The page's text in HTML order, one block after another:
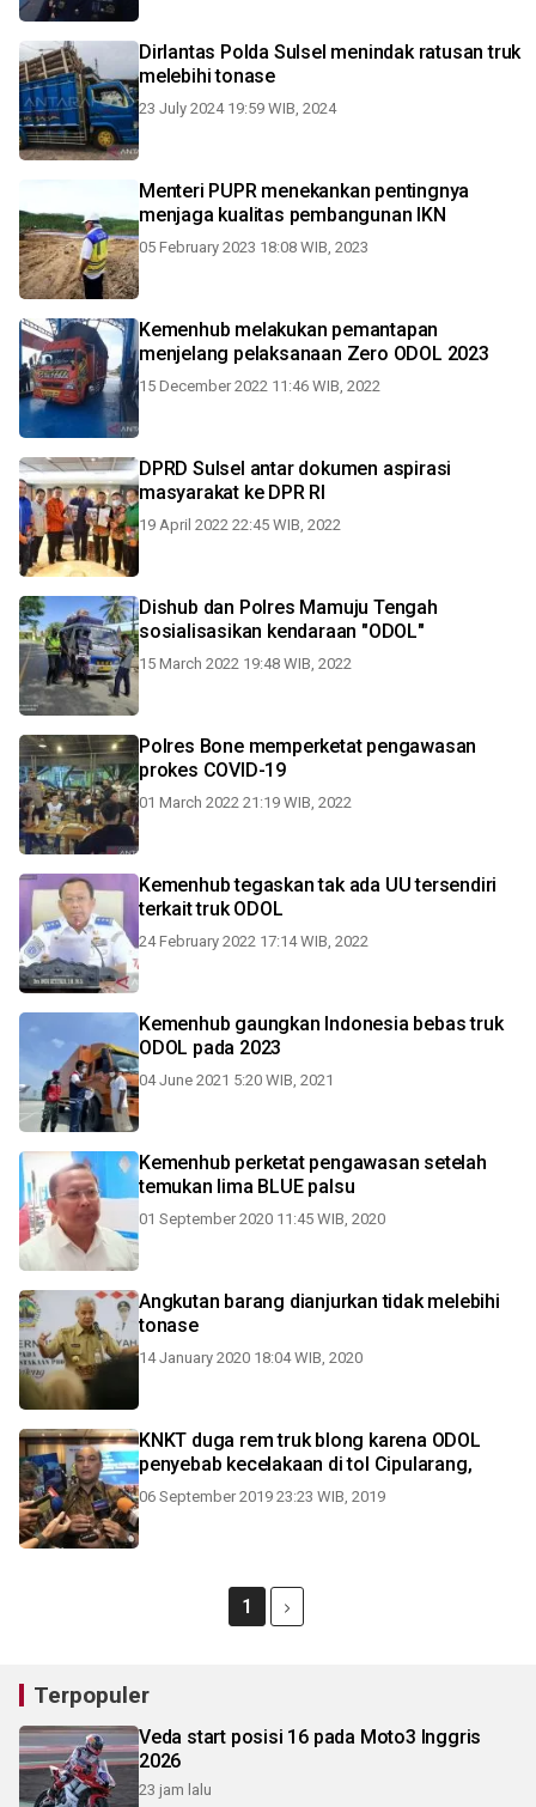
Dirlantas Polda Sulsel menindak ratusan truk
melebihi tonase
23 July 2024 19:59 WIB, 2024
Menteri PUPR menekankan pentingnya
menjaga kualitas pembangunan IKN
05 February 2023 18:08 WIB, 2023
Kemenhub melakukan pemantapan
menjelang pelaksanaan Zero ODOL 2023
15 December 2022 11:46 WIB, 2022
DPRD Sulsel antar dokumen aspirasi
masyarakat ke DPR RI
19 April 2022 22:45 WIB, 2022
Dishub dan Polres Mamuju Tengah
sosialisasikan kendaraan "ODOL"
15 March 2022 19:48 WIB, 2022
Polres Bone memperketat pengawasan
prokes COVID-19
01 March 2022 21:19 WIB, 2022
Kemenhub tegaskan tak ada UU tersendiri
terkait truk ODOL
24 February 2022 17:14 WIB, 2022
Kemenhub gaungkan Indonesia bebas truk
ODOL pada 2023
04 June 2021 5:20 WIB, 2021
Kemenhub perketat pengawasan setelah
temukan lima BLUE palsu
01 September 2020 11:45 WIB, 2020
Angkutan barang dianjurkan tidak melebihi
tonase
14 January 2020 18:04 WIB, 2020
KNKT duga rem truk blong karena ODOL
penyebab kecelakaan di tol Cipularang,
06 September 2019 23:23 WIB, 2019
1
Terpopuler
Veda start posisi 16 pada Moto3 Inggris
2026
23 jam lalu